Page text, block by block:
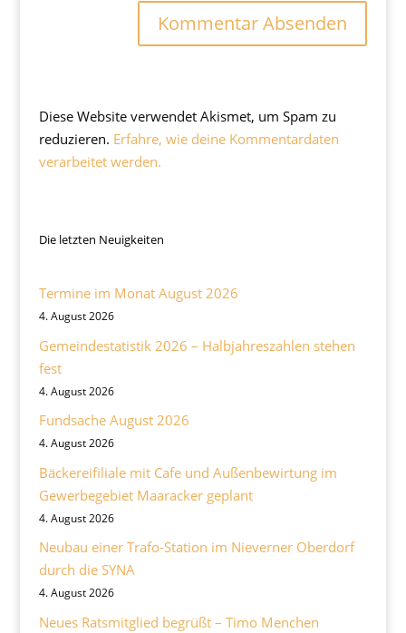
Diese Website verwendet Akismet, um Spam zu
reduzieren. Erfahre, wie deine Kommentardaten
verarbeitet werden.
Die letzten Neuigkeiten
Termine im Monat August 2026
4. August 2026
Gemeindestatistik 2026 – Halbjahreszahlen stehen
fest
4. August 2026
Fundsache August 2026
4. August 2026
Bäckereifiliale mit Cafe und Außenbewirtung im
Gewerbegebiet Maaracker geplant
4. August 2026
Neubau einer Trafo-Station im Nieverner Oberdorf
durch die SYNA
4. August 2026
Neues Ratsmitglied begrüßt – Timo Menchen